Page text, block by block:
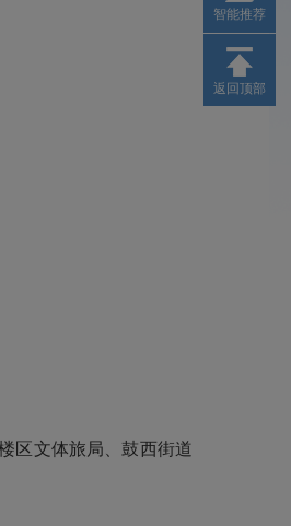
区文体旅局、鼓西街道
智能推荐
返回顶部